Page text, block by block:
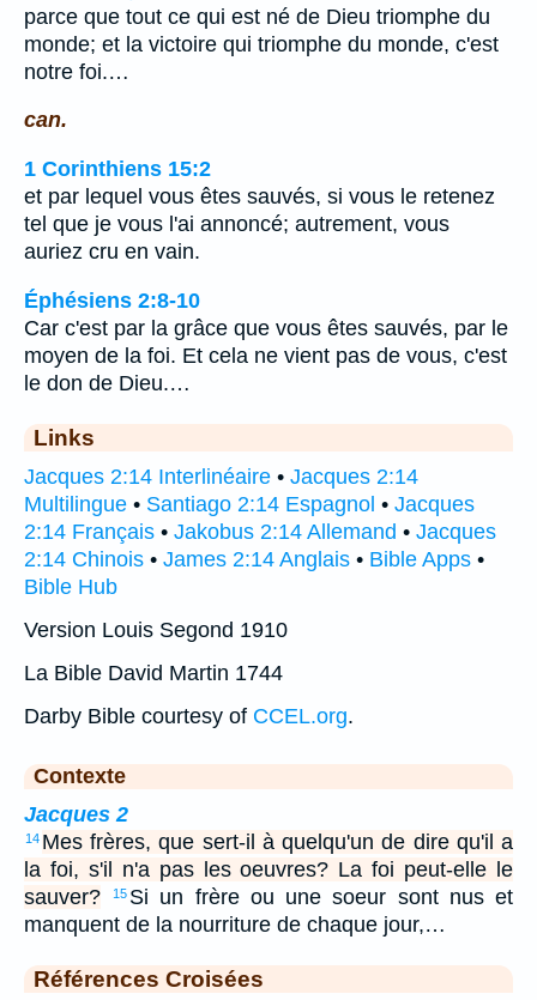
parce que tout ce qui est né de Dieu triomphe du
monde; et la victoire qui triomphe du monde, c'est
notre foi.…
can.
1 Corinthiens 15:2
et par lequel vous êtes sauvés, si vous le retenez
tel que je vous l'ai annoncé; autrement, vous
auriez cru en vain.
Éphésiens 2:8-10
Car c'est par la grâce que vous êtes sauvés, par le
moyen de la foi. Et cela ne vient pas de vous, c'est
le don de Dieu.…
Links
Jacques 2:14 Interlinéaire • Jacques 2:14
Multilingue • Santiago 2:14 Espagnol • Jacques
2:14 Français • Jakobus 2:14 Allemand • Jacques
2:14 Chinois • James 2:14 Anglais • Bible Apps •
Bible Hub
Version Louis Segond 1910
La Bible David Martin 1744
Darby Bible courtesy of CCEL.org.
Contexte
Jacques 2
14 Mes frères, que sert-il à quelqu'un de dire qu'il a
la foi, s'il n'a pas les oeuvres? La foi peut-elle le
sauver?
15 Si un frère ou une soeur sont nus et
manquent de la nourriture de chaque jour,…
Références Croisées